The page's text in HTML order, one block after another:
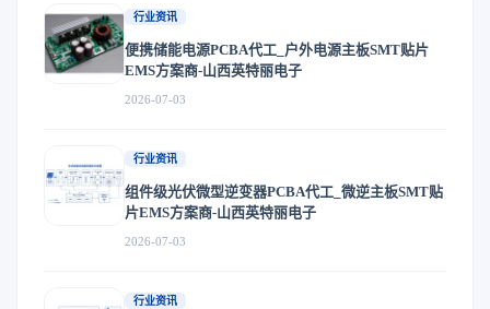
行业资讯
便携储能电源PCBA代工_户外电源主板SMT贴片
EMS方案商-山西英特丽电子
2026-07-03
行业资讯
组件级光伏微型逆变器PCBA代工_微逆主板SMT贴
片EMS方案商-山西英特丽电子
2026-07-03
行业资讯